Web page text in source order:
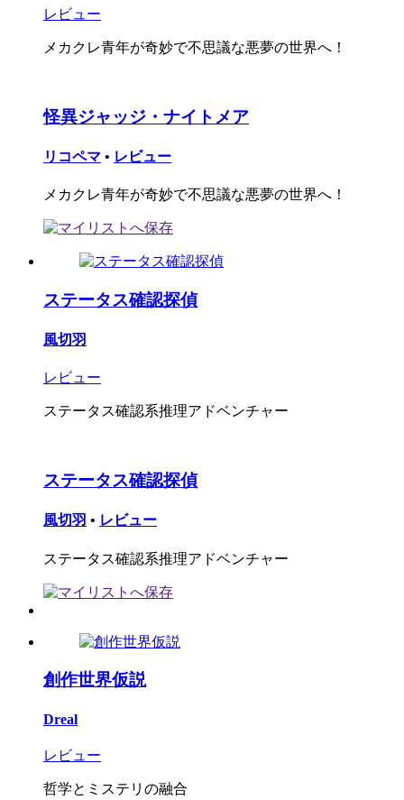
レビュー
メカクレ青年が奇妙で不思議な悪夢の世界へ！
怪異ジャッジ・ナイトメア
リコペマ • レビュー
メカクレ青年が奇妙で不思議な悪夢の世界へ！
ステータス確認探偵
風切羽
レビュー
ステータス確認系推理アドベンチャー
ステータス確認探偵
風切羽 • レビュー
ステータス確認系推理アドベンチャー
創作世界仮説
Dreal
レビュー
哲学とミステリの融合